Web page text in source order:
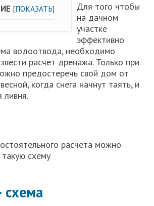
[ПОКАЗАТЬ]
Для того чтобы
на дачном
участке
эффективно
водоотвода, необходимо
расчет дренажа. Только при
предостеречь свой дом от
когда снега начнут таять, и
ливня.
расчета можно
схему
схема